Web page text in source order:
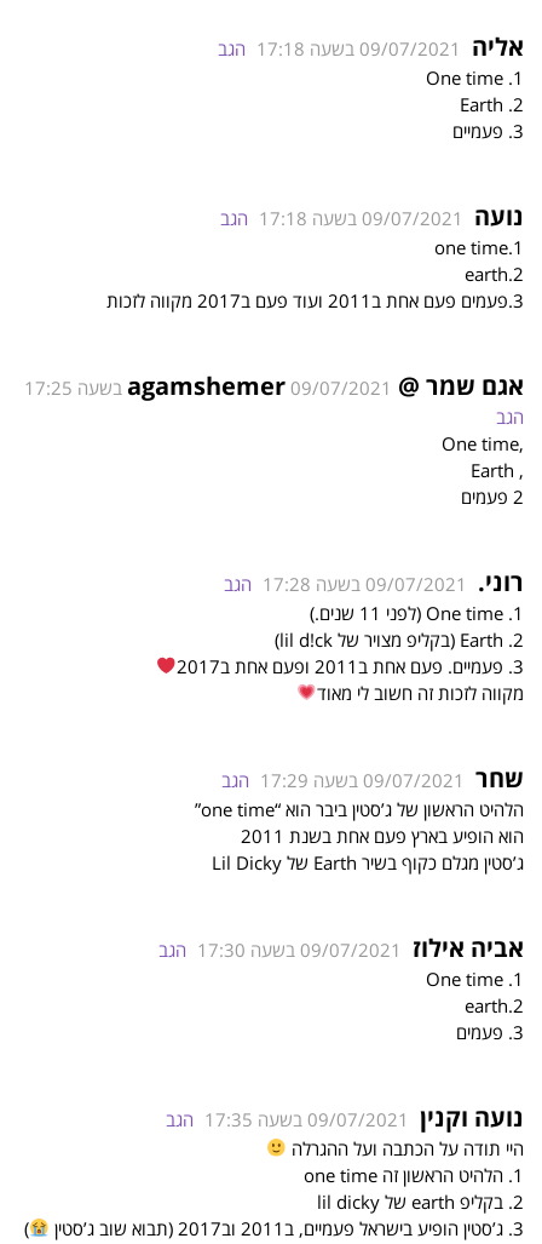
אליה 09/07/2021 בשעה 17:18
הגב
1. One time
2. Earth
3. פעמיים
נועה 09/07/2021 בשעה 17:18
הגב
1.one time
2.earth
3.פעמים פעם אחת ב2011 ועוד פעם ב2017 מקווה לזכות
אגם שמר @agamshemer 09/07/2021 בשעה 17:25
הגב
,One time
, Earth
2 פעמים
רוני. 09/07/2021 בשעה 17:28
הגב
1. One time (לפני 11 שנים.)
2. Earth (בקליפ מצויר של lil d!ck)
3. פעמיים. פעם אחת ב2011 ופעם אחת ב2017
מקווה לזכות זה חשוב לי מאוד
שחר 09/07/2021 בשעה 17:29
הגב
הלהיט הראשון של ג’סטין ביבר הוא “one time”
הוא הופיע בארץ פעם אחת בשנת 2011
ג’סטין מגלם כקוף בשיר Earth של Lil Dicky
אביה אילוז 09/07/2021 בשעה 17:30
הגב
1. One time
2.earth
3. פעמים
נועה וקנין 09/07/2021 בשעה 17:35
הגב
היי תודה על הכתבה ועל ההגרלה
1. הלהיט הראשון זה one time
2. בקליפ earth של lil dicky
3. ג’סטין הופיע בישראל פעמיים, ב2011 וב2017 (תבוא שוב ג’סטין
)